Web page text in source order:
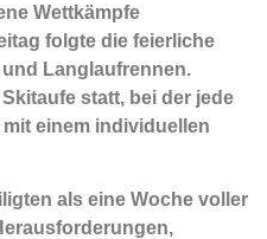
Wettkämpfe
folgte die feierliche
Langlaufrennen.
statt, bei der jede
einem individuellen
als eine Woche voller